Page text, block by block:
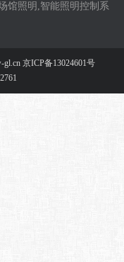
馆照明,智能照明控制系
gl.cn 京ICP备13024601号